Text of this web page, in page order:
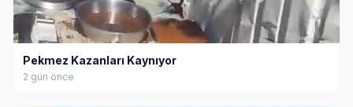
Pekmez Kazanları Kaynıyor
2 gün önce